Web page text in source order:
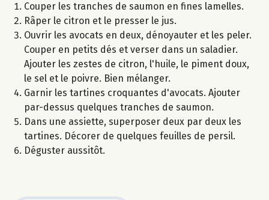
Couper les tranches de saumon en fines lamelles.
Râper le citron et le presser le jus.
Ouvrir les avocats en deux, dénoyauter et les peler.
Couper en petits dés et verser dans un saladier.
Ajouter les zestes de citron, l'huile, le piment doux,
le sel et le poivre. Bien mélanger.
Garnir les tartines croquantes d'avocats. Ajouter
par-dessus quelques tranches de saumon.
Dans une assiette, superposer deux par deux les
tartines. Décorer de quelques feuilles de persil.
Déguster aussitôt.